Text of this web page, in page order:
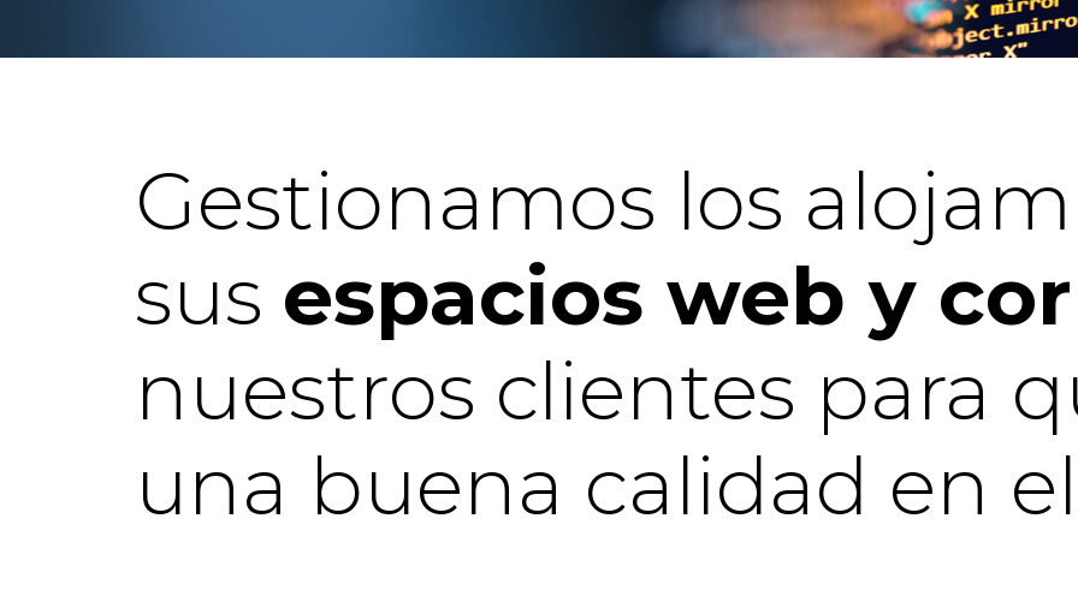
Gestionamos los
sus espacios web y
nuestros clientes para
una buena calidad en